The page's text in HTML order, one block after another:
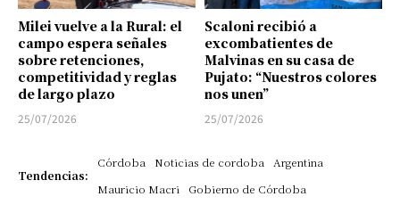
Milei vuelve a la Rural: el
campo espera señales
sobre retenciones,
competitividad y reglas
de largo plazo
25/07/2026
Scaloni recibió a
excombatientes de
Malvinas en su casa de
Pujato: “Nuestros colores
nos unen”
25/07/2026
Tendencias:
Córdoba Noticias de cordoba
Argentina
Mauricio Macri
Gobierno de Córdoba